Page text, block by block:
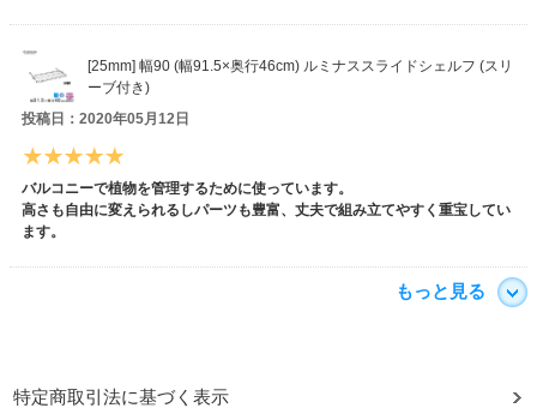
[25mm] 幅90 (幅91.5×奥行46cm) ルミナススライドシェルフ (スリ
ーブ付き)
投稿日：2020年05月12日
バルコニーで植物を管理するために使っています。
高さも自由に変えられるしパーツも豊富、丈夫で組み立てやすく重宝してい
ます。
もっと見る
特定商取引法に基づく表示